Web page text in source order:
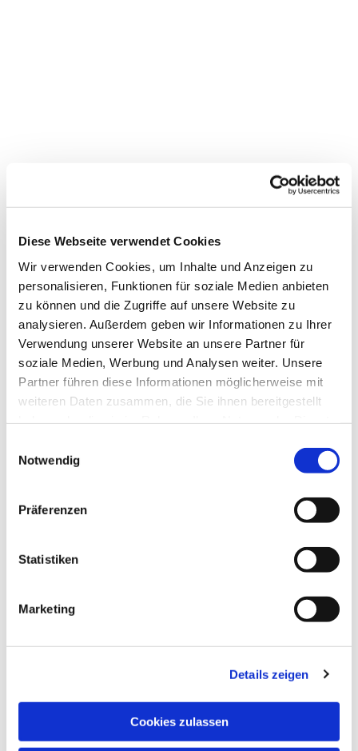
Diese Webseite verwendet Cookies
Wir verwenden Cookies, um Inhalte und Anzeigen zu
personalisieren, Funktionen für soziale Medien anbieten
zu können und die Zugriffe auf unsere Website zu
analysieren. Außerdem geben wir Informationen zu Ihrer
Verwendung unserer Website an unsere Partner für
soziale Medien, Werbung und Analysen weiter. Unsere
Partner führen diese Informationen möglicherweise mit
weiteren Daten zusammen, die Sie ihnen bereitgestellt
Notwendig
Präferenzen
Statistiken
Marketing
Details zeigen
Cookies zulassen
Dies könnte Sie auch
interessieren